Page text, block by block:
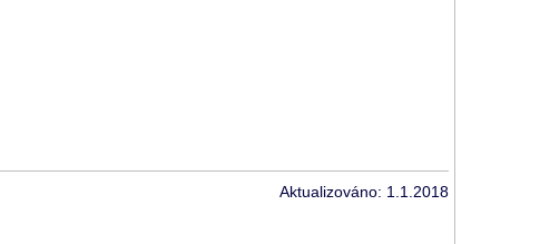
Aktualizováno: 1.1.2018